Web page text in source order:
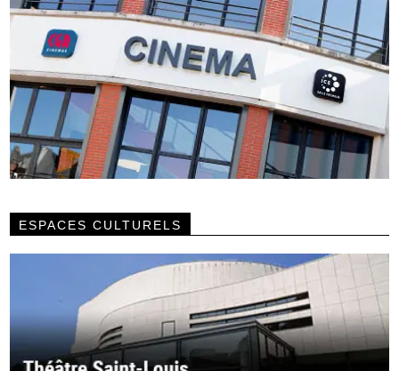
ESPACES CULTURELS